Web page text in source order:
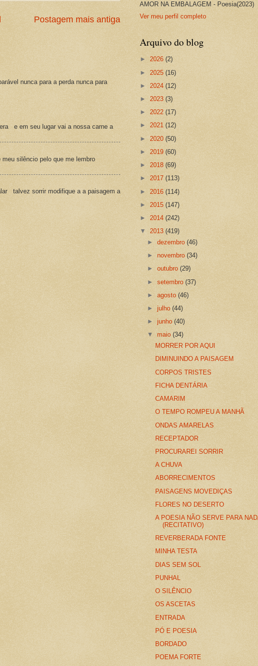
Postagem mais antiga
nunca para a perda nunca para
e em seu lugar vai a nossa carne a
silêncio pelo que me lembro
talvez sorrir modifique a a paisagem a
AMOR NA EMBALAGEM - Poesia(2023)
Ver meu perfil completo
Arquivo do blog
► 2026 (2)
► 2025 (16)
► 2024 (12)
► 2023 (3)
► 2022 (17)
► 2021 (12)
► 2020 (50)
► 2019 (60)
► 2018 (69)
► 2017 (113)
► 2016 (114)
► 2015 (147)
► 2014 (242)
▼ 2013 (419)
►dezembro(46)
►novembro(34)
►outubro(29)
►setembro(37)
►agosto(46)
►julho(44)
►junho(40)
▼maio(34)
MORRER POR AQUI
DIMINUINDO A PAISAGEM
CORPOS TRISTES
FICHA DENTÁRIA
CAMARIM
O TEMPO ROMPEU A MANHÃ
ONDAS AMARELAS
RECEPTADOR
PROCURAREI SORRIR
A CHUVA
ABORRECIMENTOS
PAISAGENS MOVEDIÇAS
FLORES NO DESERTO
A POESIA NÃO SERVE PARA
(RECITATIVO)
REVERBERADA FONTE
MINHA TESTA
DIAS SEM SOL
PUNHAL
O SILÊNCIO
OS ASCETAS
ENTRADA
PÓ E POESIA
BORDADO
POEMA FORTE